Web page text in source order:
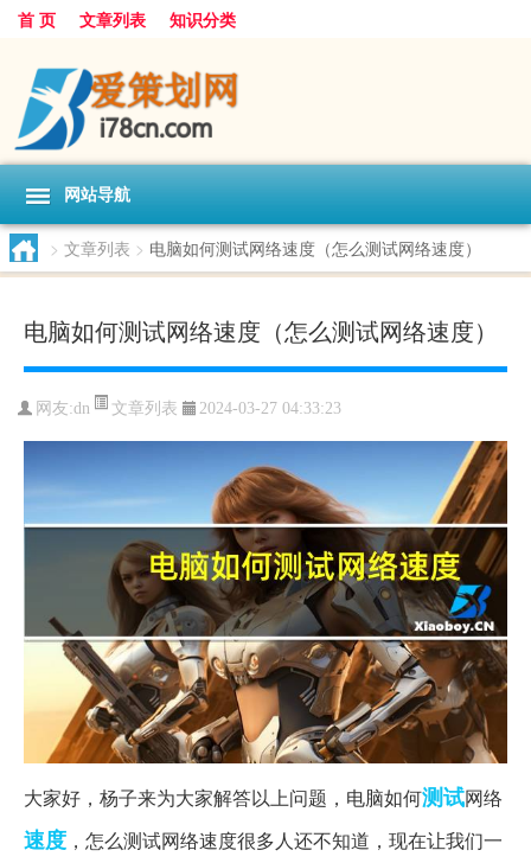
首 页 文章列表 知识分类
网站导航
> 文章列表 > 电脑如何测试网络速度（怎么测试网络速度）
电脑如何测试网络速度（怎么测试网络速度）
网友:dn 文章列表 2024-03-27 04:33:23
大家好，杨子来为大家解答以上问题，电脑如何测试网络
速度 ，怎么测试网络速度很多人还不知道，现在让我们一